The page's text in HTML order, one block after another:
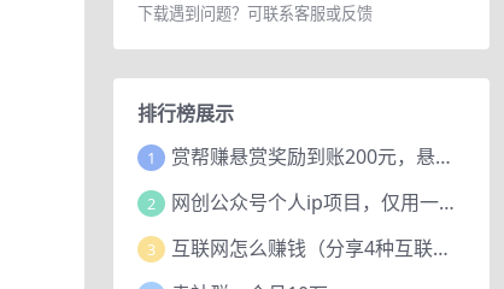
下载遇到问题？可联系客服或反馈
排行榜展示
1 赏帮赚悬赏奖励到账200元，悬赏任务多劳多得，人人可做。
2 网创公众号个人ip项目，仅用一篇文章做到全网引流！
3 互联网怎么赚钱（分享4种互联网赚钱模式）